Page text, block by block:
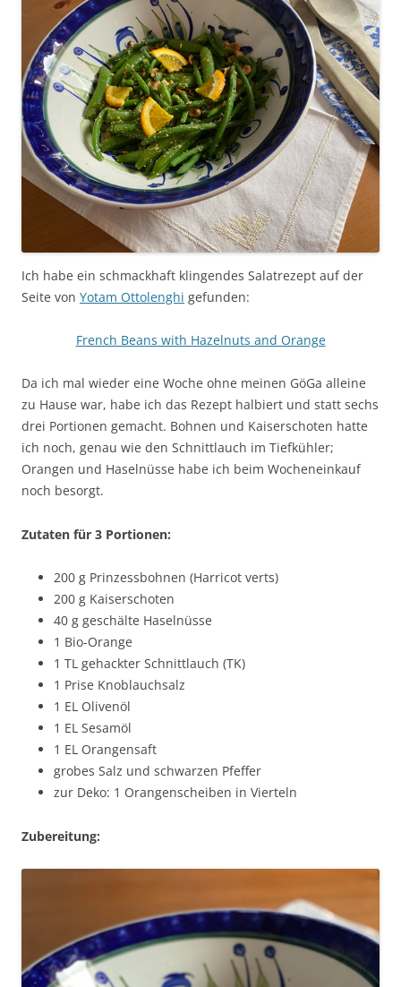
Ich habe ein schmackhaft klingendes Salatrezept auf der
Seite von Yotam Ottolenghi gefunden:
French Beans with Hazelnuts and Orange
Da ich mal wieder eine Woche ohne meinen GöGa alleine
zu Hause war, habe ich das Rezept halbiert und statt sechs
drei Portionen gemacht. Bohnen und Kaiserschoten hatte
ich noch, genau wie den Schnittlauch im Tiefkühler;
Orangen und Haselnüsse habe ich beim Wocheneinkauf
noch besorgt.
Zutaten für 3 Portionen:
200 g Prinzessbohnen (Harricot verts)
200 g Kaiserschoten
40 g geschälte Haselnüsse
1 Bio-Orange
1 TL gehackter Schnittlauch (TK)
1 Prise Knoblauchsalz
1 EL Olivenöl
1 EL Sesamöl
1 EL Orangensaft
grobes Salz und schwarzen Pfeffer
zur Deko: 1 Orangenscheiben in Vierteln
Zubereitung: